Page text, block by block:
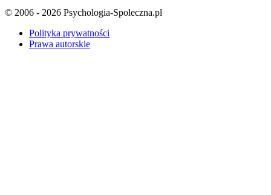
© 2006 - 2026 Psychologia-Spoleczna.pl
Polityka prywatności
Prawa autorskie